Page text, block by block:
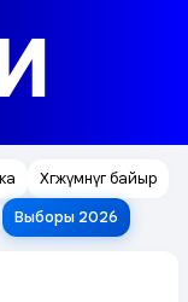
Хөгжүмнүг байыр
Выборы 2026